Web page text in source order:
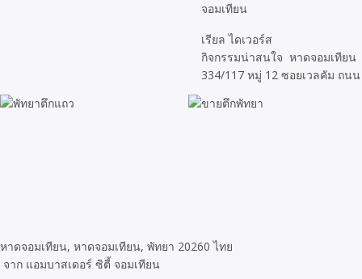
จอมเทียน
เรียล ไดเวอร์ส
กิจกรรมน่าสนใจ หาดจอมเทียน
334/117 หมู่ 12 ซอยเวลคัม ถนน
หาดจอมเทียน, หาดจอมเทียน, พัทยา 20260 ไทย
จาก แอมบาสเดอร์ ซิตี้ จอมเทียน